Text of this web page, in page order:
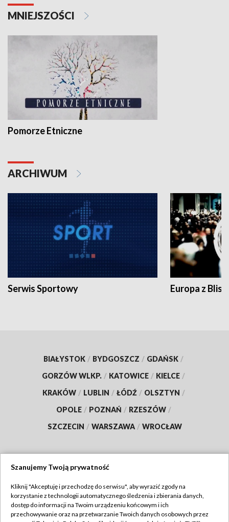
MNIEJSZOŚCI
Pomorze Etniczne
ARCHIWUM
Serwis Sportowy Europa z
BIAŁYSTOK / BYDGOSZCZ / GDAŃSK /
GORZÓW WLKP. / KATOWICE / KIELCE /
KRAKÓW / LUBLIN / ŁÓDŹ / OLSZTYN /
OPOLE / POZNAŃ / RZESZÓW /
SZCZECIN / WARSZAWA / WROCŁAW
TVP
Abonament TVP
Regulamin TVP
Szanujemy Twoją prywatność
Kliknij "Akceptuję i przechodzę do serwisu", aby wyrazić zgody na
korzystanie z technologii automatycznego śledzenia i zbierania danych,
dostęp do informacji na Twoim urządzeniu końcowym i ich
przechowywanie oraz na przetwarzanie Twoich danych osobowych przez